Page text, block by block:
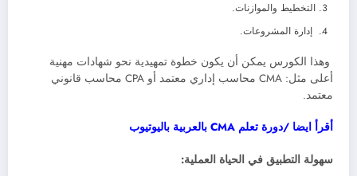
التخطيط والموازنات.
إدارة المشروعات.
وهذا الكورس يمكن أن يكون خطوة تمهيدية نحو شهادات مهنية
أعلى مثل: CMA محاسب إداري معتمد أو CPA محاسب قانوني
معتمد.
أقرأ ايضا /دورة تعلم CMA بالعربية باليوتيوب
سهولة التطبيق في الحياة العملية: